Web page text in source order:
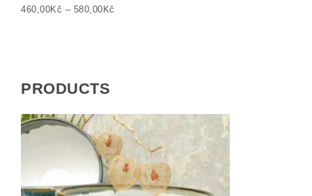
460,00Kč – 580,00Kč
PRODUCTS